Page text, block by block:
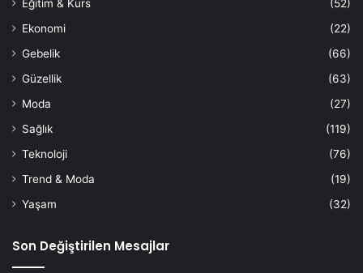
Eğitim & Kurs
(52)
Ekonomi
(22)
Gebelik
(66)
Güzellik
(63)
Moda
(27)
Sağlık
(119)
Teknoloji
(76)
Trend & Moda
(19)
Yaşam
(32)
Son Değiştirilen Mesajlar